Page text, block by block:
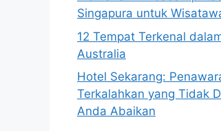
Singapura untuk
12 Tempat Terkenal
Australia
Hotel Sekarang:
Terkalahkan yang Tidak
Anda Abaikan